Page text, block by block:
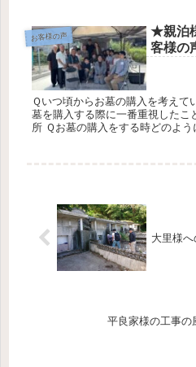
お客様の声
★親泊
客様の
Ｑいつ頃からお墓の購入を考えて
墓を購入する際に一番重視したこ
所 Ｑお墓の購入をする時どのよ
大里様
平良家様の工事の